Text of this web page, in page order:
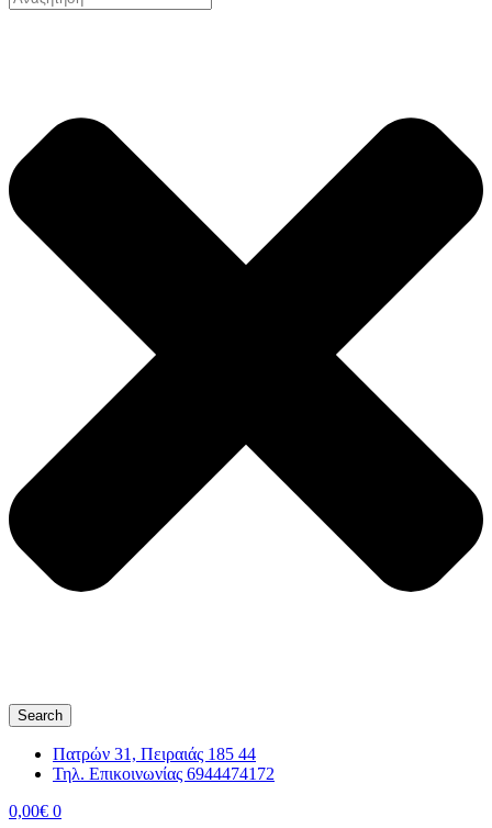
Search
Πατρών 31, Πειραιάς 185 44
Τηλ. Επικοινωνίας 6944474172
0,00€ 0